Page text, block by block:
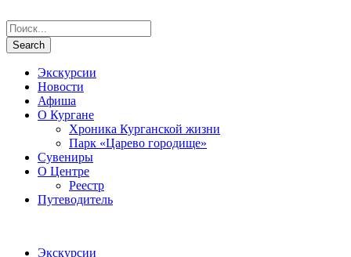
Экскурсии
Новости
Афиша
О Кургане
Хроника Курганской жизни
Парк «Царево городище»
Сувениры
О Центре
Реестр
Путеводитель
Экскурсии